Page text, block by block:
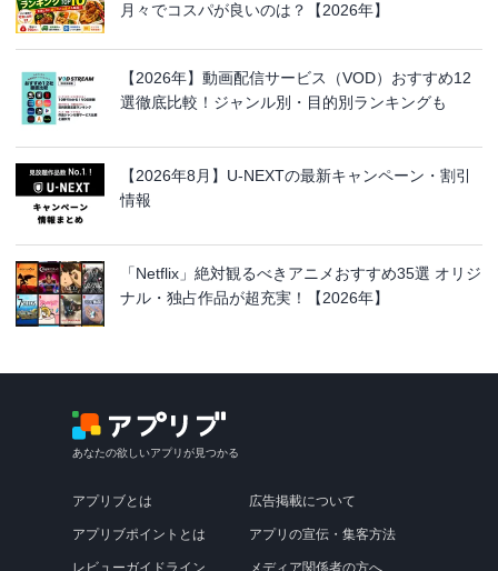
月々でコスパが良いのは？【2026年】
【2026年】動画配信サービス（VOD）おすすめ12
選徹底比較！ジャンル別・目的別ランキングも
【2026年8月】U-NEXTの最新キャンペーン・割引
情報
「Netflix」絶対観るべきアニメおすすめ35選 オリジ
ナル・独占作品が超充実！【2026年】
あなたの欲しいアプリが見つかる
アプリブとは
アプリブポイントとは
レビューガイドライン
広告掲載について
アプリの宣伝・集客方法
メディア関係者の方へ